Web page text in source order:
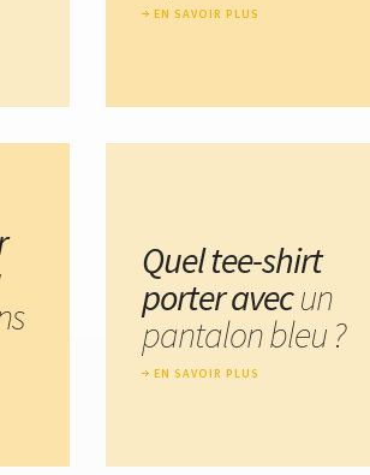
EN SAVOIR PLUS
Quel tee-shirt
porter avecun
pantalon bleu ?
EN SAVOIR PLUS